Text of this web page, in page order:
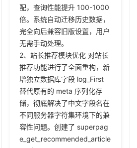
配，查询性能提升 100-1000
倍。系统自动迁移历史数据，
完全向后兼容旧版设置，用户
无需手动处理。
2、站长推荐模块优化 对站长
推荐功能进行了全面重构，新
增独立数据库字段 log_First
替代原有的 meta 序列化存
储，彻底解决了中文字段名在
不同服务器字符集环境下的兼
容性问题。创建了 superpag
e_get_recommended_article